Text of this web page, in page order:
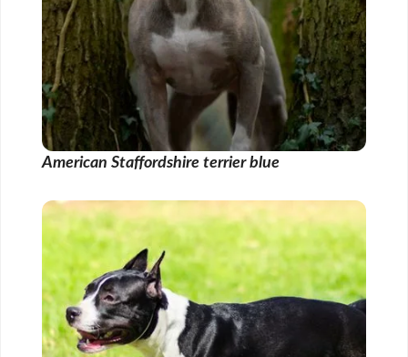
American Staffordshire terrier blue